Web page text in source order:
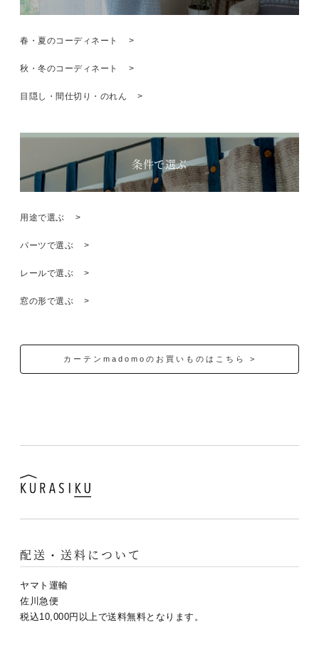
春・夏のコーディネート
秋・冬のコーディネート
目隠し・間仕切り・のれん
条件で選ぶ
用途で選ぶ
パーツで選ぶ
レールで選ぶ
窓の形で選ぶ
カーテンmadomoのお買いものはこちら >
配送・送料について
ヤマト運輸
佐川急便
税込10,000円以上で送料無料となります。